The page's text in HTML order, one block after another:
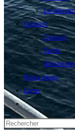
La
Contact
Contact
Tarifs
Nous situer
Liens
Toggle
website
search